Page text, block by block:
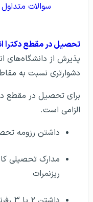
سوالات
تحصیل در مقطع دکترا
پذیرش از دانشگاه‌های
دشوارتری نسبت به
برای تحصیل در مقطع
الزامی است.
داشتن رزومه
مدارک تحصیلی
ریزنمرات